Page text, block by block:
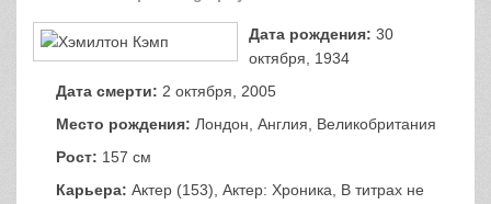
Дата рождения: 30
октября, 1934
Дата смерти: 2 октября, 2005
Место рождения: Лондон, Англия, Великобритания
Рост: 157 см
Карьера: Актер (153), Актер: Хроника, В титрах не